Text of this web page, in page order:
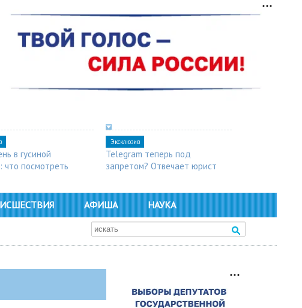
в гусиной
что посмотреть
Эксклюзив
Telegram теперь под
запретом? Отвечает юрист
АФИША НАУКА